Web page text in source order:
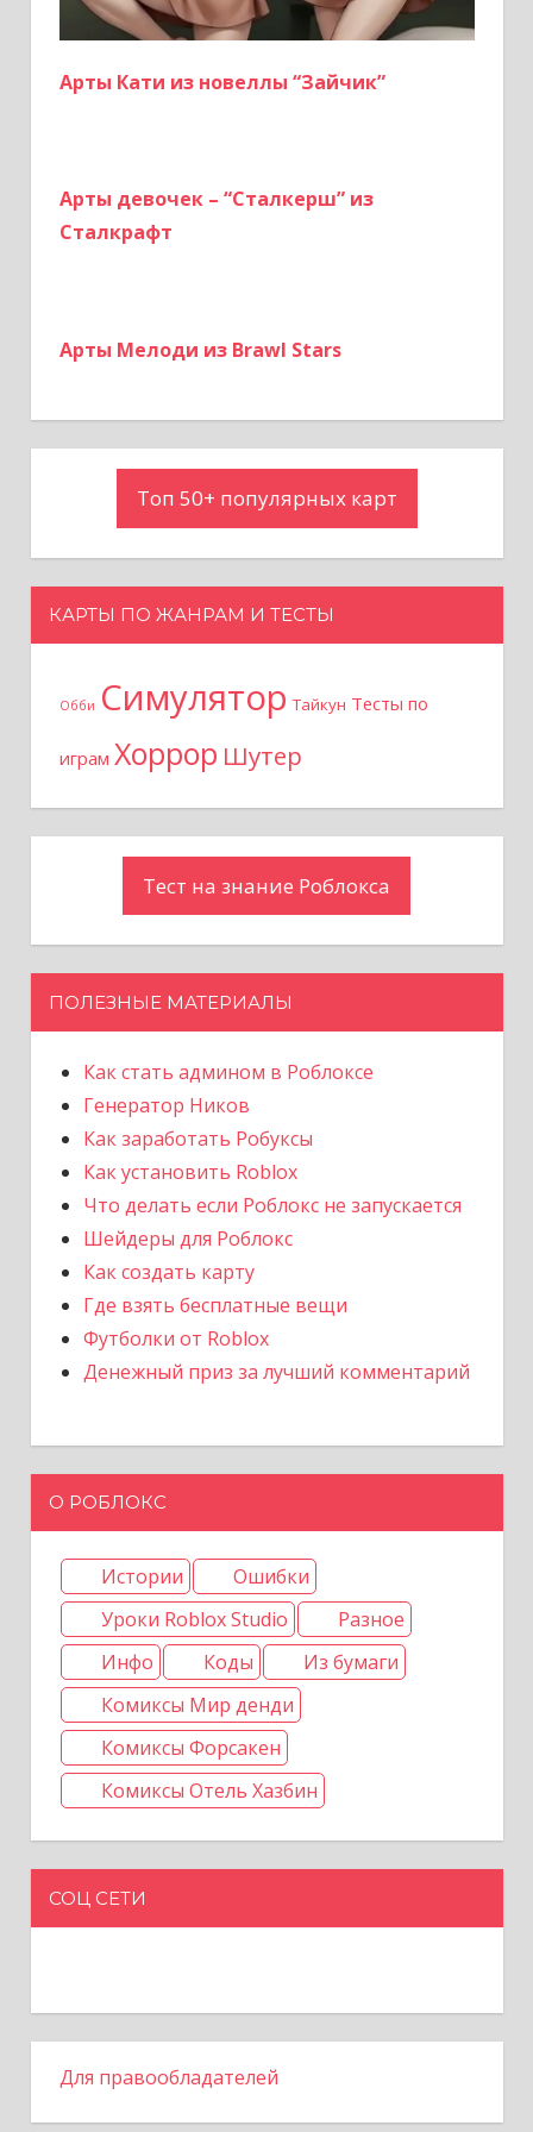
Арты Кати из новеллы “Зайчик”
Арты девочек – “Сталкерш” из
Сталкрафт
Арты Мелоди из Brawl Stars
Топ 50+ популярных карт
КАРТЫ ПО ЖАНРАМ И ТЕСТЫ
Обби Симулятор Тайкун Тесты по
играм Хоррор Шутер
Тест на знание Роблокса
ПОЛЕЗНЫЕ МАТЕРИАЛЫ
Как стать админом в Роблоксе
Генератор Ников
Как заработать Робуксы
Как установить Roblox
Что делать если Роблокс не запускается
Шейдеры для Роблокс
Как создать карту
Где взять бесплатные вещи
Футболки от Roblox
Денежный приз за лучший комментарий
О РОБЛОКС
Истории
Ошибки
Уроки Roblox Studio
Разное
Инфо
Коды
Из бумаги
Комиксы Мир денди
Комиксы Форсакен
Комиксы Отель Хазбин
СОЦ СЕТИ
Для правообладателей